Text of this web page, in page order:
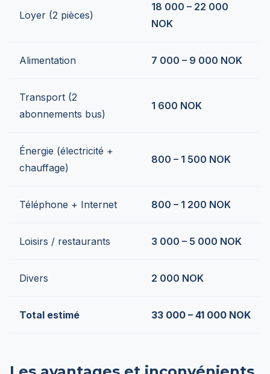
Loyer (2 pièces)
18 000 – 22 000
NOK
Alimentation 7 000 – 9 000 NOK
Transport (2
abonnements bus)
1 600 NOK
Énergie (électricité +
chauffage)
800 – 1 500 NOK
Téléphone + Internet 800 – 1 200 NOK
Loisirs / restaurants 3 000 – 5 000 NOK
Divers 2 000 NOK
Total estimé 33 000 – 41 000 NOK